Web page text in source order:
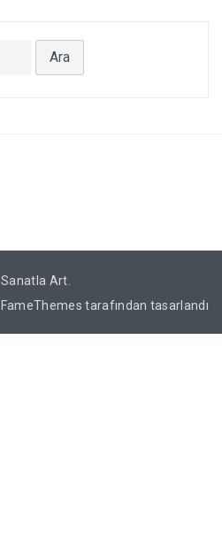
Sanatla Art
FameThemes tarafından tasarlandı